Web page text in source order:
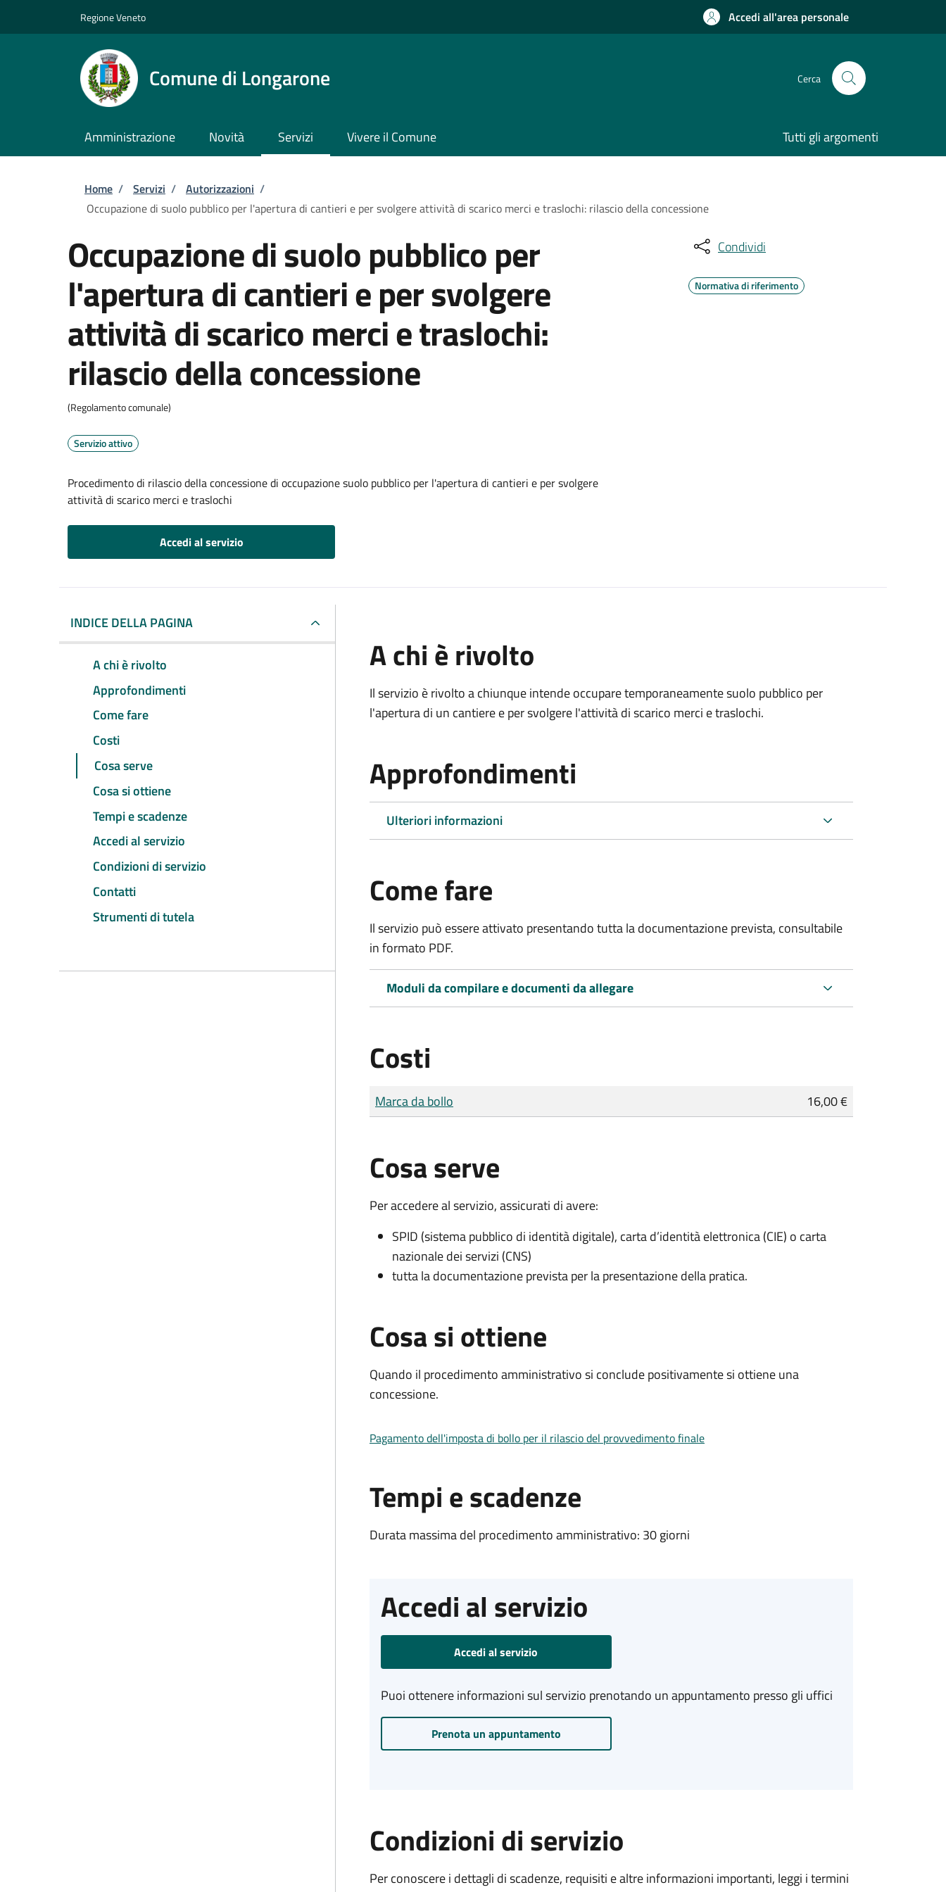
Regione Veneto Accedi all'area personale
Comune di Longarone Cerca
Amministrazione Novità Servizi Vivere il Comune Tutti gli argomenti
Briciole di pane
Home / Servizi / Autorizzazioni /
Occupazione di suolo pubblico per l'apertura di cantieri e per svolgere attività di scarico merci e traslochi: rilascio della concessione
Occupazione di suolo pubblico per
l'apertura di cantieri e per svolgere
attività di scarico merci e traslochi:
rilascio della concessione
(Regolamento comunale)
Servizio attivo
Procedimento di rilascio della concessione di occupazione suolo pubblico per l'apertura di cantieri e per svolgere
attività di scarico merci e traslochi
Accedi al servizio
Condividi
Normativa di riferimento
INDICE DELLA PAGINA
A chi è rivolto
Approfondimenti
Come fare
Costi
Cosa serve
Cosa si ottiene
Tempi e scadenze
Accedi al servizio
Condizioni di servizio
Contatti
Strumenti di tutela
A chi è rivolto
Il servizio è rivolto a chiunque intende occupare temporaneamente suolo pubblico per
l'apertura di un cantiere e per svolgere l'attività di scarico merci e traslochi.
Approfondimenti
Ulteriori informazioni
Come fare
Il servizio può essere attivato presentando tutta la documentazione prevista, consultabile
in formato PDF.
Moduli da compilare e documenti da allegare
Costi
Tipo di pagamento
Importo
Marca da bollo 16,00 €
Cosa serve
Per accedere al servizio, assicurati di avere:
SPID (sistema pubblico di identità digitale), carta d’identità elettronica (CIE) o carta
nazionale dei servizi (CNS)
tutta la documentazione prevista per la presentazione della pratica.
Cosa si ottiene
Quando il procedimento amministrativo si conclude positivamente si ottiene una
concessione.
Pagamento dell'imposta di bollo per il rilascio del provvedimento finale
Tempi e scadenze
Durata massima del procedimento amministrativo: 30 giorni
Accedi al servizio
Accedi al servizio
Puoi ottenere informazioni sul servizio prenotando un appuntamento presso gli uffici
Prenota un appuntamento
Condizioni di servizio
Per conoscere i dettagli di scadenze, requisiti e altre informazioni importanti, leggi i termini